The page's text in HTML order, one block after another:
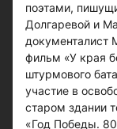
поэтами,
Долгаревой и
документалист
фильм «У края
штурмового
участие в
старом здании
«Год Победы.